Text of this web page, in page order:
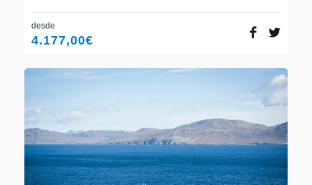
desde
4.177,00€